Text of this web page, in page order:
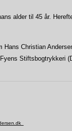
alder til 45 år.
Hans Christian
Stiftsbogtrykkeri